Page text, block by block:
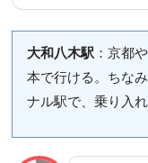
大和八木駅 ：京都
本で行ける。ちな
ナル駅で、乗り入